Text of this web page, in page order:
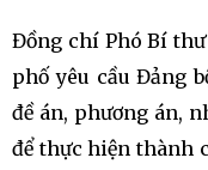
Đồng chí Phó Bí
phố yêu cầu Đảng
đề án, phương án,
để thực hiện thành